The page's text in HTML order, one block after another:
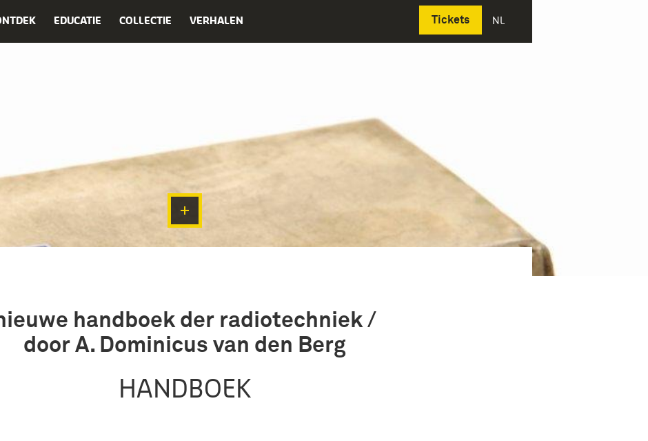
EDUCATIE COLLECTIE VERHALEN Tickets NL
Deutsch
handboek der radiotechniek /
door A. Dominicus van den Berg
HANDBOEK